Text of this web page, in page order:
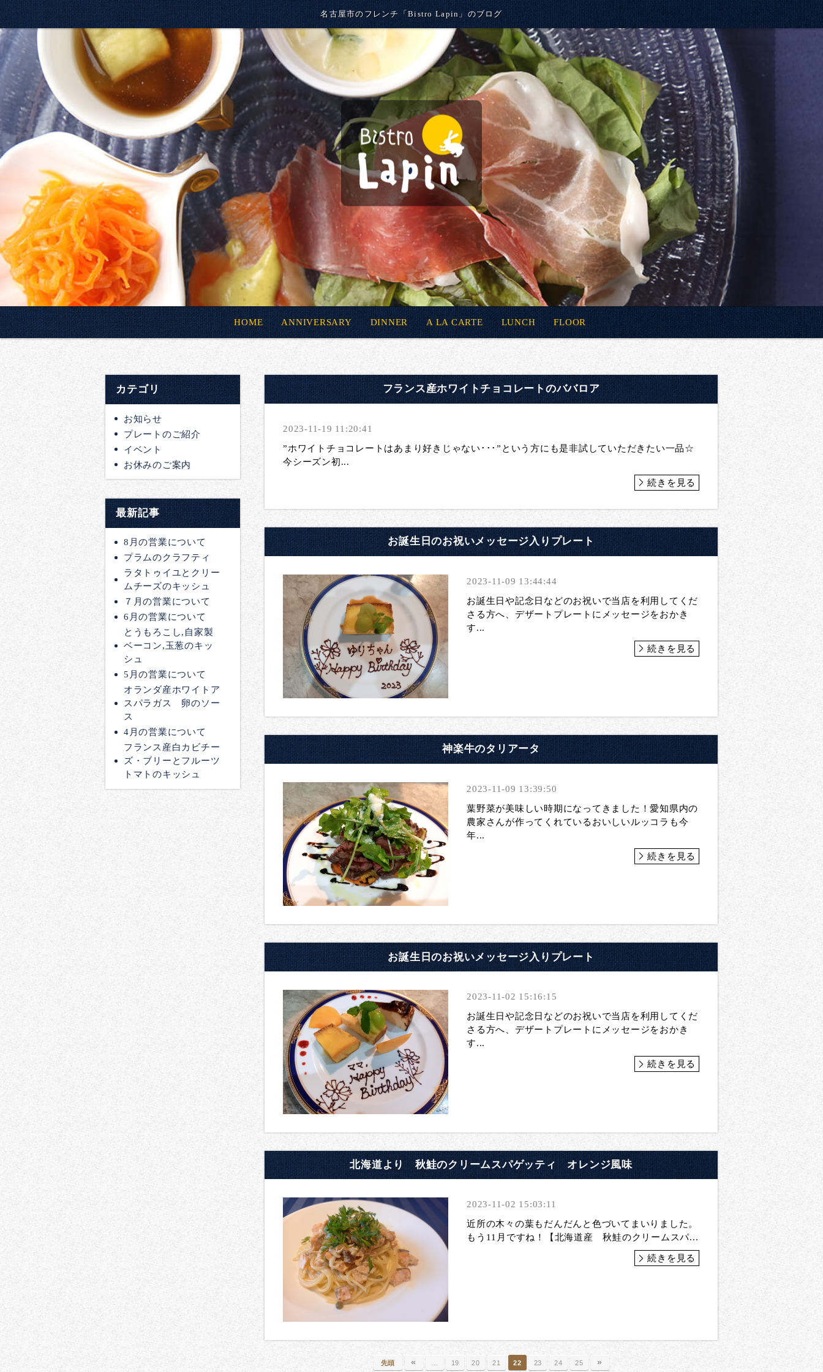
名古屋市のフレンチ「Bistro Lapin」のブログ
HOME ANNIVERSARY DINNER A LA CARTE LUNCH FLOOR
カテゴリ
お知らせ
プレートのご紹介
イベント
お休みのご案内
最新記事
8月の営業について
プラムのクラフティ
ラタトゥイユとクリー
ムチーズのキッシュ
７月の営業について
6月の営業について
とうもろこし,自家製
ベーコン,玉葱のキッ
シュ
5月の営業について
オランダ産ホワイトア
スパラガス 卵のソー
ス
4月の営業について
フランス産白カビチー
ズ・ブリーとフルーツ
トマトのキッシュ
フランス産ホワイトチョコレートのババロア
2023-11-19 11:20:41
”ホワイトチョコレートはあまり好きじゃない･･･”という方にも是非試していただきたい一品☆
今シーズン初...
続きを見る
お誕生日のお祝いメッセージ入りプレート
2023-11-09 13:44:44
お誕生日や記念日などのお祝いで当店を利用してくだ
さる方へ、デザートプレートにメッセージをおかき
す...
続きを見る
神楽牛のタリアータ
2023-11-09 13:39:50
葉野菜が美味しい時期になってきました！愛知県内の
農家さんが作ってくれている おいしいルッコラも今
年...
続きを見る
お誕生日のお祝いメッセージ入りプレート
2023-11-02 15:16:15
お誕生日や記念日などのお祝いで当店を利用してくだ
さる方へ、デザートプレートにメッセージをおかき
す...
続きを見る
北海道より 秋鮭のクリームスパゲッティ オレンジ風味
2023-11-02 15:03:11
近所の木々の葉もだんだんと 色づいてまいりました。
もう11月ですね！ 【北海道産 秋鮭のクリームスパ...
続きを見る
先頭 « 19 20 21 22 23 24 25 »